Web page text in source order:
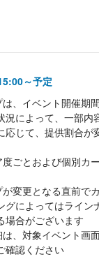
～予定
、イベント開催期
況によって、一部内
応じて、提供割合が
ごとおよび個別カ
変更となる直前で
グによってはライン
場合がございます
、対象イベント画
確認ください